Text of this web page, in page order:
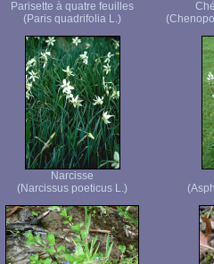
Parisette à quatre feuilles
(Paris quadrifolia L.)
Narcisse
(Narcissus poeticus L.)